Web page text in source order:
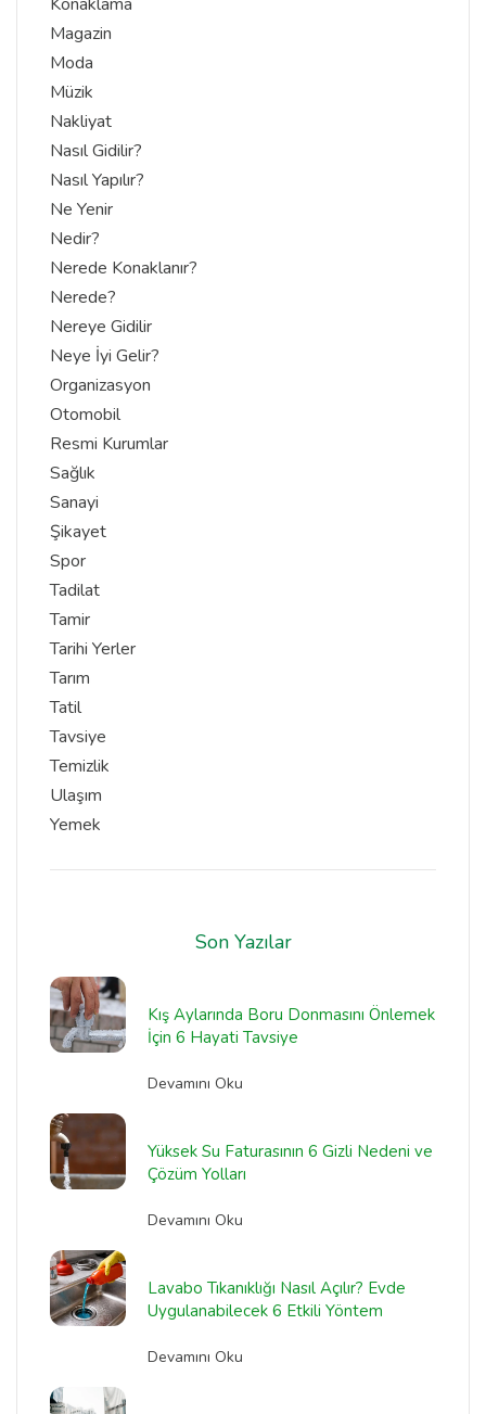
Magazin
Moda
Müzik
Nakliyat
Nasıl Gidilir?
Nasıl Yapılır?
Ne Yenir
Nedir?
Nerede Konaklanır?
Nerede?
Nereye Gidilir
Neye İyi Gelir?
Organizasyon
Otomobil
Resmi Kurumlar
Sağlık
Sanayi
Şikayet
Spor
Tadilat
Tamir
Tarihi Yerler
Tarım
Tatil
Tavsiye
Temizlik
Ulaşım
Yemek
Son Yazılar
Kış Aylarında Boru Donmasını Önlemek
İçin 6 Hayati Tavsiye
Devamını Oku
Yüksek Su Faturasının 6 Gizli Nedeni ve
Çözüm Yolları
Devamını Oku
Lavabo Tıkanıklığı Nasıl Açılır? Evde
Uygulanabilecek 6 Etkili Yöntem
Devamını Oku